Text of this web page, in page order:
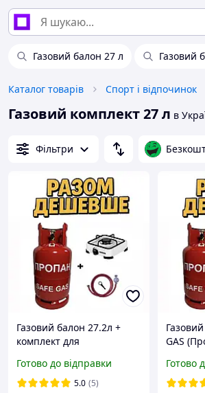
Газовий балон 27 л Газовий
Каталог товарів Спорт і відпочинок
Газовий комплект 27 л в
Фільтри
Газовий балон 27.2л +
комплект для
Готово до відправки
5.0 (5)
GAS
Готово